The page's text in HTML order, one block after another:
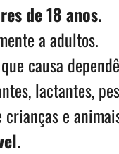
de 18 anos.
a adultos.
causa
lactantes,
e